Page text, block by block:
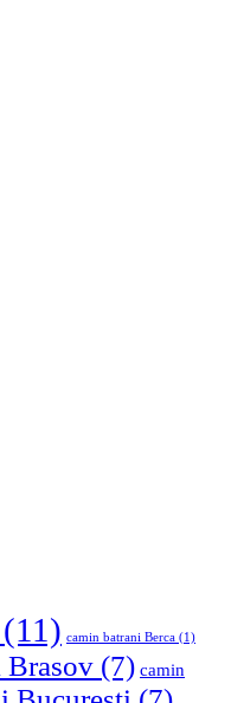
(11) camin batrani Berca (1)
Brasov (7) camin